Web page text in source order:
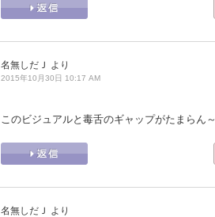
名無しだＪ より
2015年10月30日 10:17 AM
このビジュアルと毒舌のギャップがたまらん～
名無しだＪ より